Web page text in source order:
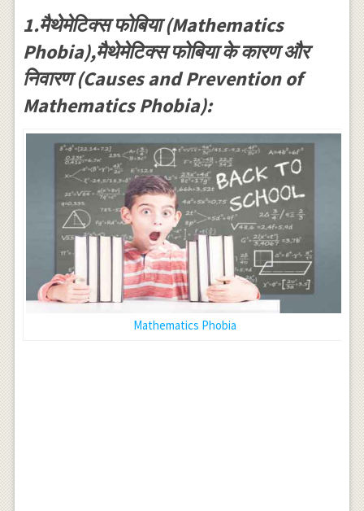
1.मैथेमेटिक्स फोबिया (Mathematics
Phobia),मैथेमेटिक्स फोबिया के कारण और
निवारण (Causes and Prevention of
Mathematics Phobia):
Mathematics Phobia